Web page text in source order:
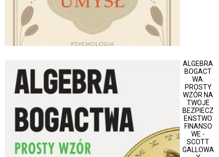
ALGEBRA
BOGACT
WA.
PROSTY
WZÓR NA
TWOJE
BEZPIECZ
EŃSTWO
FINANSO
WE -
SCOTT
GALLOWA